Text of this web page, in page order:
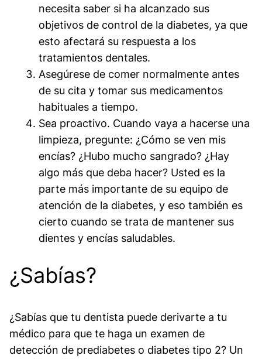
necesita saber si ha alcanzado sus
objetivos de control de la diabetes, ya que
esto afectará su respuesta a los
tratamientos dentales.
Asegúrese de comer normalmente antes
de su cita y tomar sus medicamentos
habituales a tiempo.
Sea proactivo. Cuando vaya a hacerse una
limpieza, pregunte: ¿Cómo se ven mis
encías? ¿Hubo mucho sangrado? ¿Hay
algo más que deba hacer? Usted es la
parte más importante de su equipo de
atención de la diabetes, y eso también es
cierto cuando se trata de mantener sus
dientes y encías saludables.
¿Sabías?
¿Sabías que tu dentista puede derivarte a tu
médico para que te haga un examen de
detección de prediabetes o diabetes tipo 2? Un